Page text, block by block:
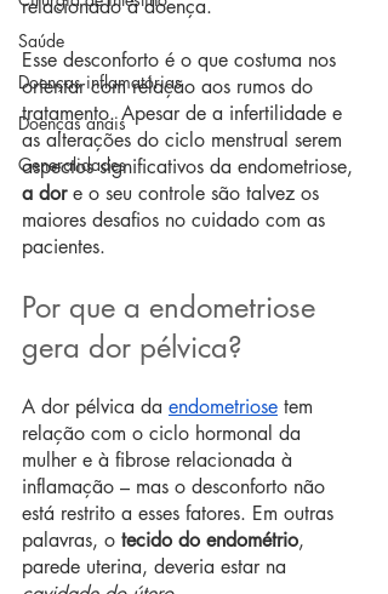
Saúde
Doenças inflamatórias
Doenças anais
Generalidades
relacionado à doença.
Esse desconforto é o que costuma nos
orientar com relação aos rumos do
tratamento. Apesar de a infertilidade e
as alterações do ciclo menstrual serem
aspectos significativos da endometriose,
a dor e o seu controle são talvez os
maiores desafios no cuidado com as
pacientes.
Por que a endometriose
gera dor pélvica?
A dor pélvica da endometriose tem
relação com o ciclo hormonal da
mulher e à fibrose relacionada à
inflamação – mas o desconforto não
está restrito a esses fatores. Em outras
palavras, o tecido do endométrio,
parede uterina, deveria estar na